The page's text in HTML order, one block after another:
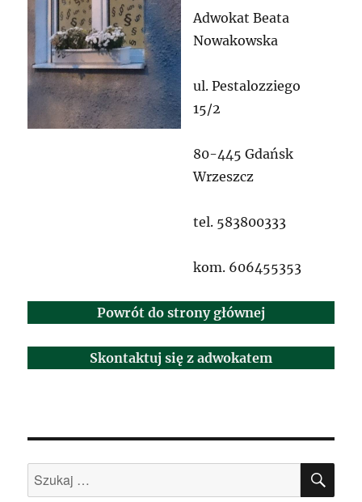
Adwokat Beata
Nowakowska
ul. Pestalozziego
15/2
80-445 Gdańsk
Wrzeszcz
tel. 583800333
kom. 606455353
Powrót do strony głównej
Skontaktuj się z adwokatem
Szukaj: